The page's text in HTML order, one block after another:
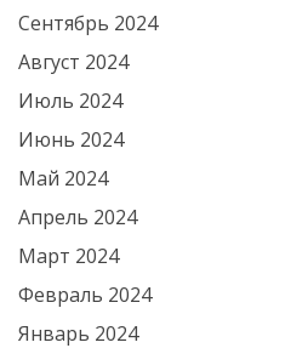
Сентябрь 2024
Август 2024
Июль 2024
Июнь 2024
Май 2024
Апрель 2024
Март 2024
Февраль 2024
Январь 2024